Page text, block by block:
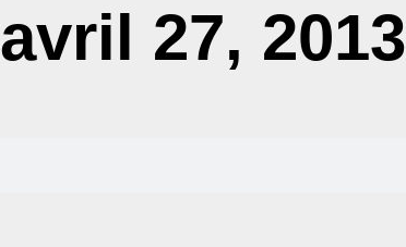
avril 27, 2013